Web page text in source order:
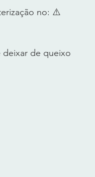
no: ⚠️
deixar de queixo